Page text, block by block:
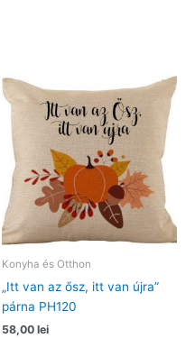
Konyha és Otthon
„Itt van az ősz, itt van újra”
párna PH120
58,00 lei